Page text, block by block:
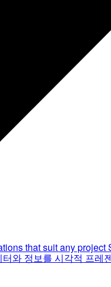
that suit any project
터와 정보를 시각적 프레